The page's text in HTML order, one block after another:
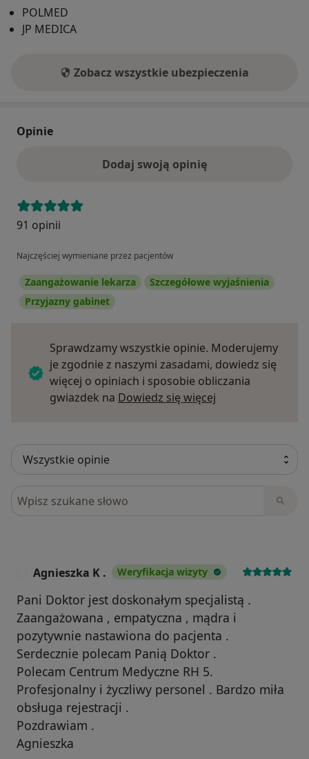
POLMED
JP MEDICA
Zobacz wszystkie ubezpieczenia
Opinie
Dodaj swoją opinię
91 opinii
Najczęściej wymieniane przez pacjentów
Zaangażowanie lekarza
Szczegółowe wyjaśnienia
Przyjazny gabinet
Sprawdzamy wszystkie opinie. Moderujemy
je zgodnie z naszymi zasadami, dowiedz się
więcej o opiniach i sposobie obliczania
gwiazdek na Dowiedz się więcej
Szukaj w opiniach
Agnieszka K . Weryfikacja wizyty
Pani Doktor jest doskonałym specjalistą .
Zaangażowana , empatyczna , mądra i
pozytywnie nastawiona do pacjenta .
Serdecznie polecam Panią Doktor .
Polecam Centrum Medyczne RH 5.
Profesjonalny i życzliwy personel . Bardzo miła
obsługa rejestracji .
Pozdrawiam .
Agnieszka